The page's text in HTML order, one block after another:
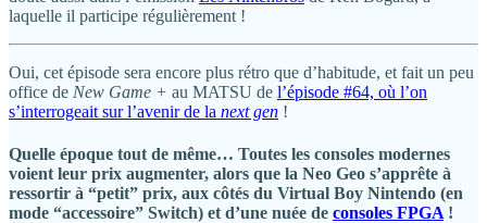
laquelle il participe régulièrement !
Oui, cet épisode sera encore plus rétro que d’habitude, et fait un peu
office de New Game + au MATSU de l’épisode #64, où l’on
s’interrogeait sur l’avenir de la next gen !
Quelle époque tout de même… Toutes les consoles modernes
voient leur prix augmenter, alors que la Neo Geo s’apprête à
ressortir à “petit” prix, aux côtés du Virtual Boy Nintendo (en
mode “accessoire” Switch) et d’une nuée de consoles FPGA !